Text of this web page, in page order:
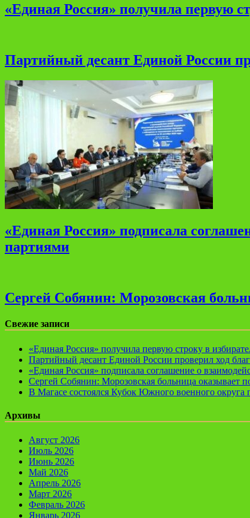
«Единая Россия» получила первую
Партийный десант Единой России
«Единая Россия» подписала
партиями
Сергей Собянин: Морозовская
Свежие записи
«Единая Россия» получила первую строку в
Партийный десант Единой России проверил ход
«Единая Россия» подписала соглашение о
Сергей Собянин: Морозовская больница оказывает
В Магасе состоялся Кубок Южного военного округа
Архивы
Август 2026
Июль 2026
Июнь 2026
Май 2026
Апрель 2026
Март 2026
Февраль 2026
Январь 2026